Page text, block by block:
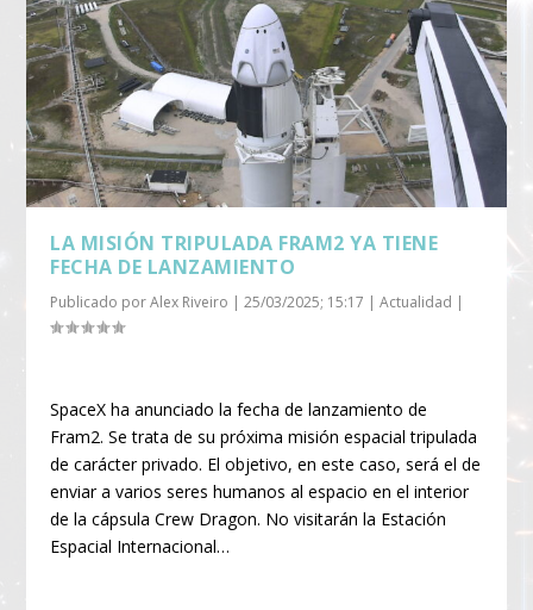
LA MISIÓN TRIPULADA FRAM2 YA TIENE
FECHA DE LANZAMIENTO
Publicado porAlex Riveiro |25/03/2025; 15:17 |Actualidad |
SpaceX ha anunciado la fecha de lanzamiento de
Fram2. Se trata de su próxima misión espacial tripulada
de carácter privado. El objetivo, en este caso, será el de
enviar a varios seres humanos al espacio en el interior
de la cápsula Crew Dragon. No visitarán la Estación
Espacial Internacional…